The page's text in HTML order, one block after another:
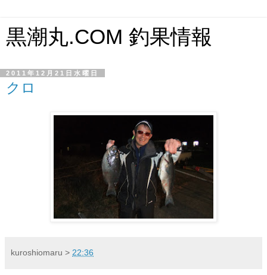
黒潮丸.COM 釣果情報
2011年12月21日水曜日
クロ
kuroshiomaru > 22:36